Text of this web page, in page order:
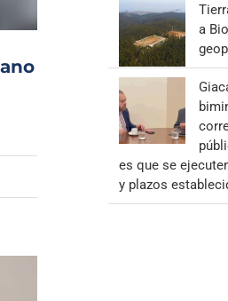
a
es que se
y plazos